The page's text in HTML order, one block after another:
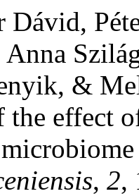
Dávid,
&
effect
, 2,